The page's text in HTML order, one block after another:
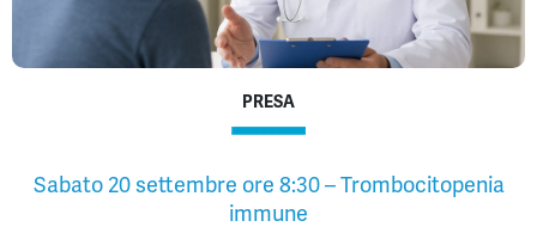
PRESA
Sabato 20 settembre ore 8:30 – Trombocitopenia
immune